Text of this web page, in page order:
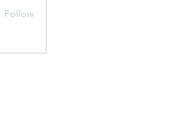
Follow